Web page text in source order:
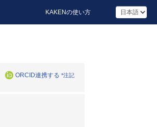
KAKENの使い方
ORCID連携する *注記